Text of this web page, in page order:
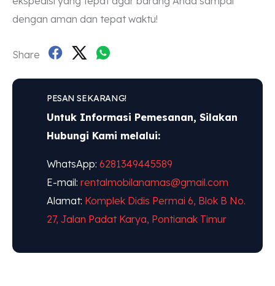
dengan aman dan tepat waktu!
Share
PESAN SEKARANG!
Untuk Informasi Pemesanan, Silakan
Hubungi Kami melalui:
WhatsApp: 6281349445589
E-mail: rentalmobilanamas@gmail.com
Alamat: Komplek Didis Permai 6, Blok B No.
27, Jalan Padat Karya, Pontianak Timur